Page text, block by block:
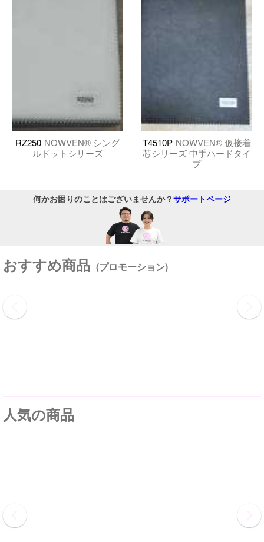
RZ250 NOWVEN® シング
ルドットシリーズ
T4510P NOWVEN® 仮接着
芯シリーズ 中手ハードタイ
プ
何かお困りのことはございませんか？サポートページ
おすすめ商品 (プロモーション)
人気の商品